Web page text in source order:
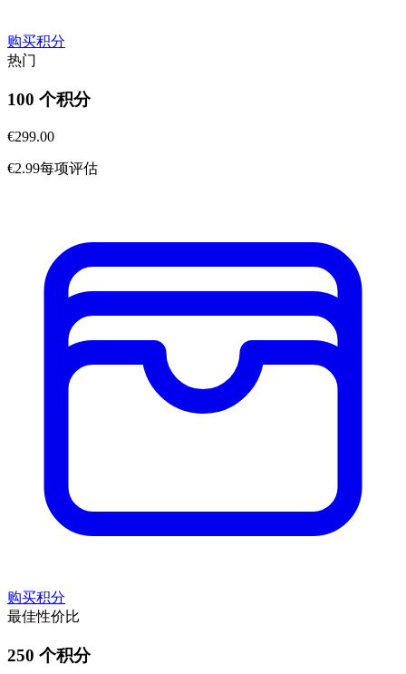
购买积分
热门
100 个积分
€299.00
€2.99每项评估
购买积分
最佳性价比
250 个积分